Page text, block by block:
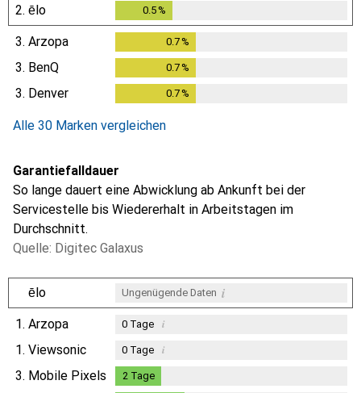
2. ēlo 0.5 %
3. Arzopa 0.7%
3. BenQ 0.7%
3. Denver 0.7%
Alle 30 Marken vergleichen
Garantiefalldauer
So lange dauert eine Abwicklung ab Ankunft bei der
Servicestelle bis Wiedererhalt in Arbeitstagen im
Durchschnitt.
Quelle: Digitec Galaxus
ēlo Ungenügende Daten i
1. Arzopa 0Tage i
1. Viewsonic 0Tage i
3. Mobile Pixels 2 Tage